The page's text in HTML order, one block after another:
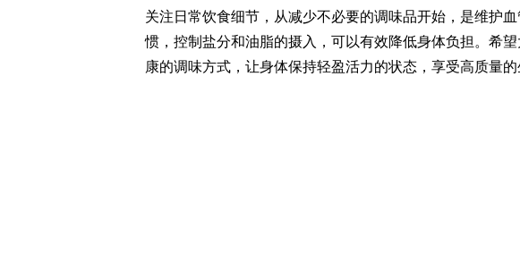
关注日常饮食细节，从减少不必要的调味品开始，是维护
惯，控制盐分和油脂的摄入，可以有效降低身体负担。希
康的调味方式，让身体保持轻盈活力的状态，享受高质量的